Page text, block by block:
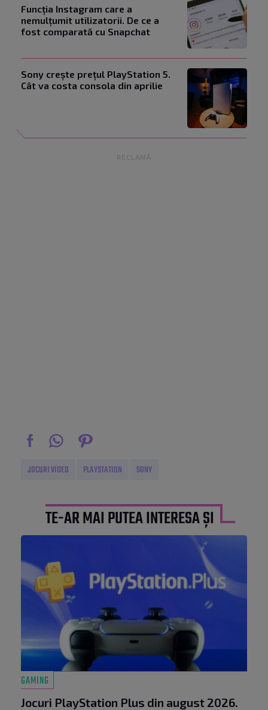
Funcția Instagram care a
nemulțumit utilizatorii. De ce a
fost comparată cu Snapchat
Sony crește prețul PlayStation 5.
Cât va costa consola din aprilie
RECLAMĂ
JOCURI VIDEO PLAYSTATION SONY
TE-AR MAI PUTEA INTERESA ȘI
GAMING
Jocuri PlayStation Plus din august 2026.